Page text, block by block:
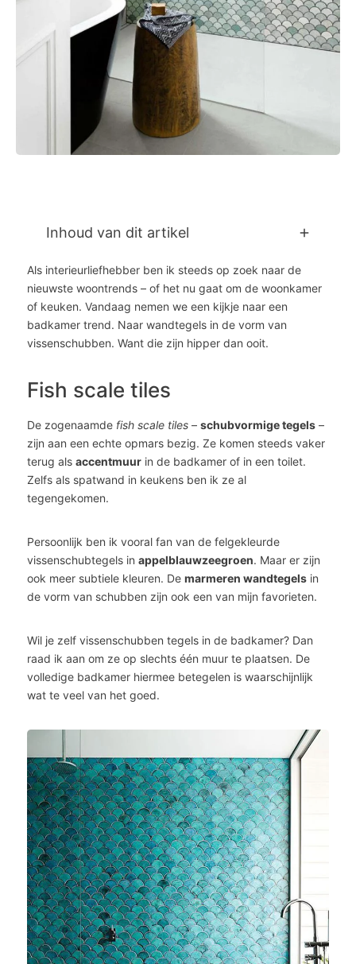
Inhoud van dit artikel
Als interieurliefhebber ben ik steeds op zoek naar de
nieuwste woontrends – of het nu gaat om de woonkamer
of keuken. Vandaag nemen we een kijkje naar een
badkamer trend. Naar wandtegels in de vorm van
vissenschubben. Want die zijn hipper dan ooit.
Fish scale tiles
De zogenaamde fish scale tiles – schubvormige tegels –
zijn aan een echte opmars bezig. Ze komen steeds vaker
terug als accentmuur in de badkamer of in een toilet.
Zelfs als spatwand in keukens ben ik ze al
tegengekomen.
Persoonlijk ben ik vooral fan van de felgekleurde
vissenschubtegels in appelblauwzeegroen. Maar er zijn
ook meer subtiele kleuren. De marmeren wandtegels in
de vorm van schubben zijn ook een van mijn favorieten.
Wil je zelf vissenschubben tegels in de badkamer? Dan
raad ik aan om ze op slechts één muur te plaatsen. De
volledige badkamer hiermee betegelen is waarschijnlijk
wat te veel van het goed.